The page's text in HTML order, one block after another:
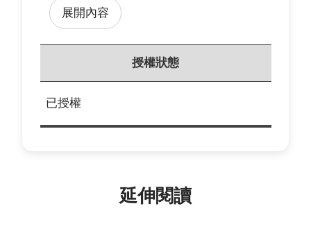
展開內容
授權狀態
已授權
延伸閱讀